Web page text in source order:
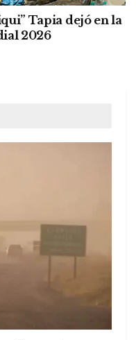
Tapia dejó en la
2026